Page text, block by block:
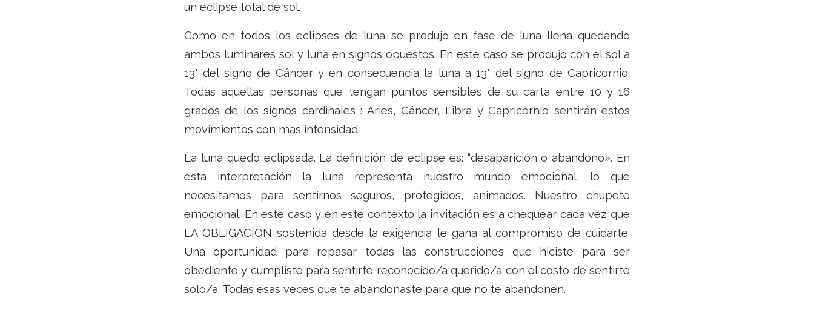
un eclipse total de sol.
Como en todos los eclipses de luna se produjo en fase de luna llena quedando
ambos luminares sol y luna en signos opuestos. En este caso se produjo con el sol a
13° del signo de Cáncer y en consecuencia la luna a 13° del signo de Capricornio.
Todas aquellas personas que tengan puntos sensibles de su carta entre 10 y 16
grados de los signos cardinales : Aries, Cáncer, Libra y Capricornio sentirán estos
movimientos con más intensidad.
La luna quedó eclipsada. La definición de eclipse es: “desaparición o abandono». En
esta interpretación la luna representa nuestro mundo emocional, lo que
necesitamos para sentirnos seguros, protegidos, animados. Nuestro chupete
emocional. En este caso y en este contexto la invitación es a chequear cada vez que
LA OBLIGACIÓN sostenida desde la exigencia le gana al compromiso de cuidarte.
Una oportunidad para repasar todas las construcciones que hiciste para ser
obediente y cumpliste para sentirte reconocido/a querido/a con el costo de sentirte
solo/a. Todas esas veces que te abandonaste para que no te abandonen.